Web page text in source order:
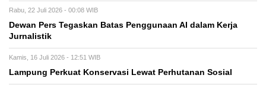
Rabu, 22 Juli 2026 - 00:08 WIB
Dewan Pers Tegaskan Batas Penggunaan AI dalam Kerja
Jurnalistik
Kamis, 16 Juli 2026 - 12:51 WIB
Lampung Perkuat Konservasi Lewat Perhutanan Sosial